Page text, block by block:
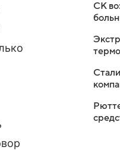
СК